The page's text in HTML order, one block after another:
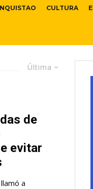
CULTURA
Última
de
evitar
a